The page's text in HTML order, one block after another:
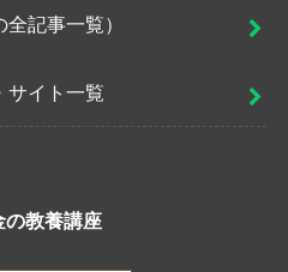
記事一覧）
サイト一覧
の教養講座